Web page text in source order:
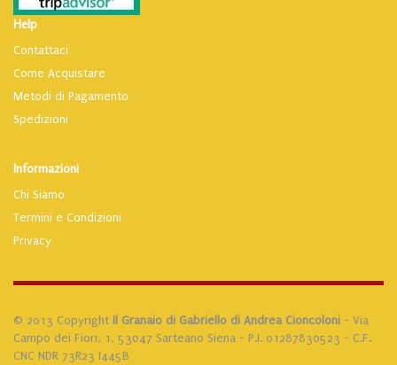
Help
Contattaci
Come Acquistare
Metodi di Pagamento
Spedizioni
Informazioni
Chi Siamo
Termini e Condizioni
Privacy
© 2013 Copyright Il Granaio di Gabriello di Andrea Cioncoloni - Via
Campo dei Fiori, 1, 53047 Sarteano Siena - P.I. 01287830523 - C.F.
CNC NDR 73R23 I445B